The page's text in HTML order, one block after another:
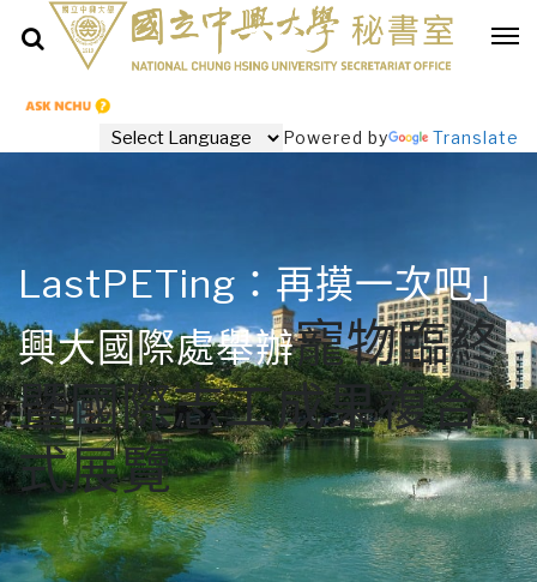
Powered by Translate
LastPETing：再摸一次吧」
興大國際處舉辦寵物臨終
暨國際志工成果複合
式展覽